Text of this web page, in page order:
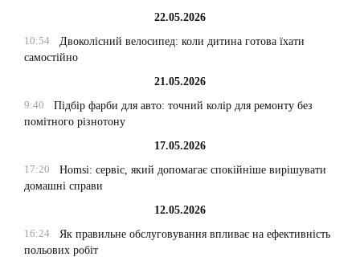
22.05.2026
10:54
Двоколісний велосипед: коли дитина готова їхати
самостійно
21.05.2026
9:40
Підбір фарби для авто: точний колір для ремонту без
помітного різнотону
17.05.2026
17:20
Homsi: сервіс, який допомагає спокійніше вирішувати
домашні справи
12.05.2026
16:24
Як правильне обслуговування впливає на ефективність
польових робіт